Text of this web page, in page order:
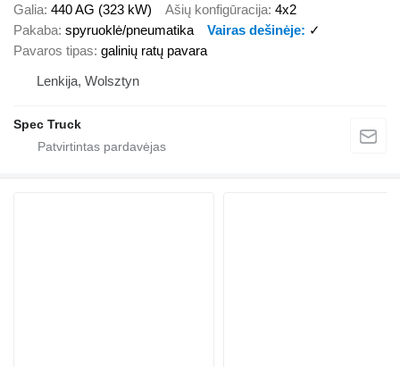
Galia 440 AG (323 kW) Ašių konfigūracija 4x2
Pakaba spyruoklė/pneumatika Vairas dešinėje
✓
Pavaros tipas galinių ratų pavara
Lenkija, Wolsztyn
Spec Truck